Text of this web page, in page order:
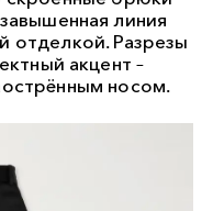
линия
отделкой. Разрезы
акцент –
носом.